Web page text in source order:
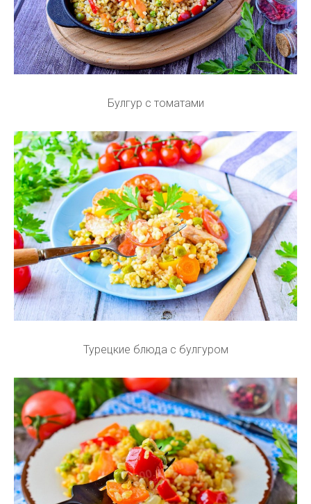
Булгур с томатами
Турецкие блюда с булгуром